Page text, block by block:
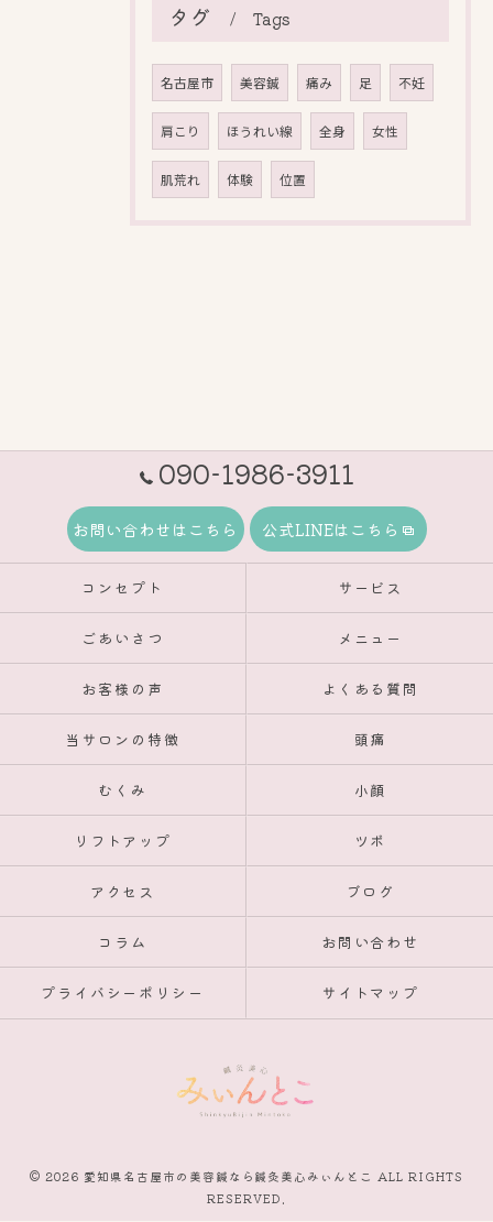
タグ Tags
名古屋市 美容鍼 痛み 足 不妊
肩こり ほうれい線 全身 女性
肌荒れ 体験 位置
090-1986-3911
お問い合わせはこちら 公式LINEはこちら
コンセプト サービス
ごあいさつ メニュー
お客様の声 よくある質問
当サロンの特徴 頭痛
むくみ 小顔
リフトアップ ツボ
アクセス ブログ
コラム お問い合わせ
プライバシーポリシー サイトマップ
© 2026 愛知県名古屋市の美容鍼なら鍼灸美心みぃんとこ ALL RIGHTS
RESERVED.